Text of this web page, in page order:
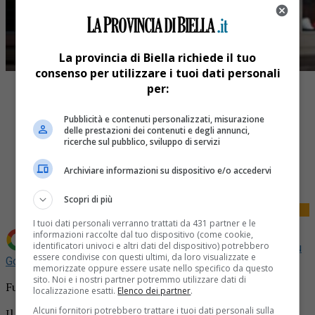
Share
Tweet
Aggiungi La Provincia di Biella come Fonte preferita su
Google
Furto non riuscito ieri a Crevacuore.
La provincia di Biella richiede il tuo
consenso per utilizzare i tuoi dati personali
per:
Pubblicità e contenuti personalizzati, misurazione
delle prestazioni dei contenuti e degli annunci,
ricerche sul pubblico, sviluppo di servizi
Archiviare informazioni su dispositivo e/o accedervi
Scopri di più
I tuoi dati personali verranno trattati da 431 partner e le
informazioni raccolte dal tuo dispositivo (come cookie,
identificatori univoci e altri dati del dispositivo) potrebbero
essere condivise con questi ultimi, da loro visualizzate e
memorizzate oppure essere usate nello specifico da questo
sito. Noi e i nostri partner potremmo utilizzare dati di
localizzazione esatti. Elenco dei partner.
Alcuni fornitori potrebbero trattare i tuoi dati personali sulla